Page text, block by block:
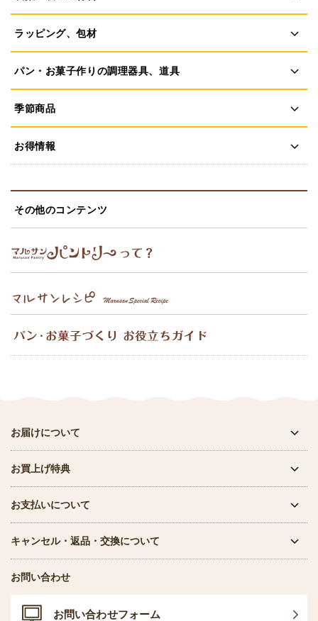
ラッピング、包材
パン・お菓子作りの調理器具、道具
季節商品
お得情報
その他のコンテンツ
お届けについて
お買上げ特典
お支払いについて
キャンセル・返品・交換について
お問い合わせ
お問い合わせフォーム